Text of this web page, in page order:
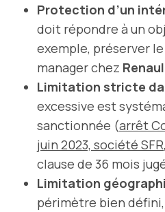
Protection d’un
doit répondre à un
exemple, préserver
manager chez
Limitation stricte
excessive est
sanctionnée (arrêt
juin 2023, société SFR
clause de 36 mois
Limitation
périmètre bien